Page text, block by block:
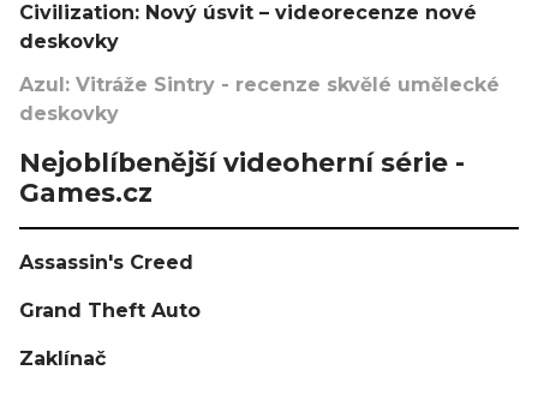
Civilization: Nový úsvit – videorecenze nové
deskovky
Azul: Vitráže Sintry - recenze skvělé umělecké
deskovky
Nejoblíbenější videoherní série -
Games.cz
Assassin's Creed
Grand Theft Auto
Zaklínač